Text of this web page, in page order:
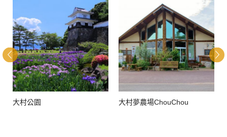
大村公園 大村夢農場ChouChou